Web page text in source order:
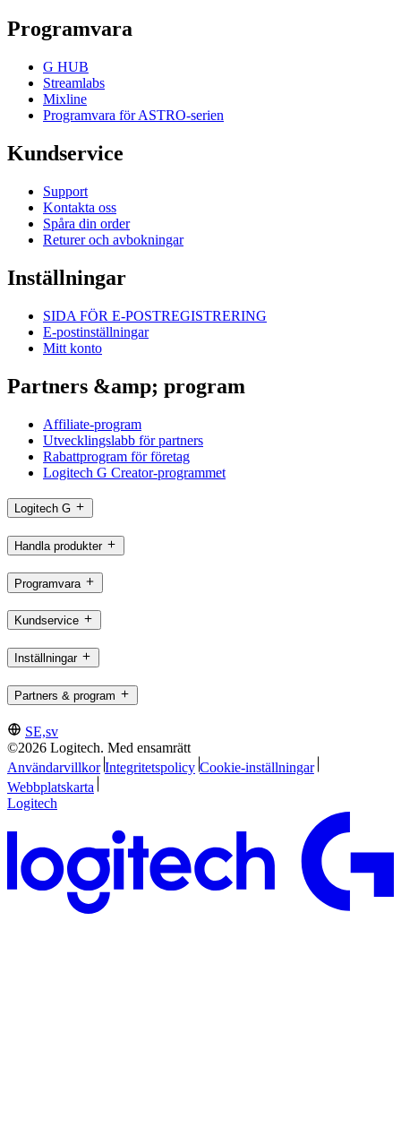
Programvara
G HUB
Streamlabs
Mixline
Programvara för ASTRO-serien
Kundservice
Support
Kontakta oss
Spåra din order
Returer och avbokningar
Inställningar
SIDA FÖR E-POSTREGISTRERING
E-postinställningar
Mitt konto
Partners &amp; program
Affiliate-program
Utvecklingslabb för partners
Rabattprogram för företag
Logitech G Creator-programmet
Logitech G
Handla produkter
Programvara
Kundservice
Inställningar
Partners & program
SE,sv
©2026 Logitech. Med ensamrätt
Användarvillkor Integritetspolicy Cookie-inställningar
Webbplatskarta
Logitech